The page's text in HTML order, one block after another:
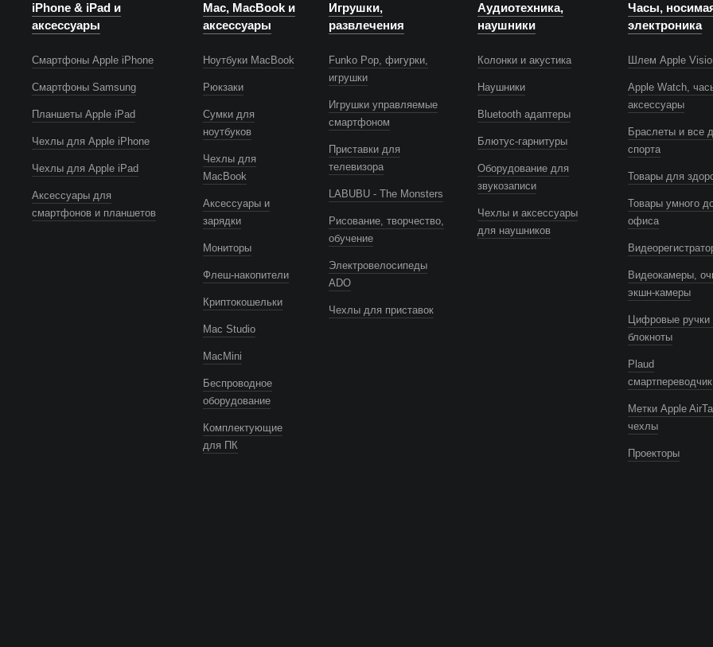
iPhone & iPad и
аксессуары
Смартфоны Apple iPhone
Смартфоны Samsung
Планшеты Apple iPad
Чехлы для Apple iPhone
Чехлы для Apple iPad
Аксессуары для
смартфонов и планшетов
Mac, MacBook и
аксессуары
Ноутбуки MacBook
Рюкзаки
Сумки для
ноутбуков
Чехлы для
MacBook
Аксессуары и
зарядки
Мониторы
Флеш-накопители
Криптокошельки
Mac Studio
MacMini
Беспроводное
оборудование
Комплектующие
для ПК
Игрушки,
развлечения
Funko Pop, фигурки,
игрушки
Игрушки управляемые
смартфоном
Приставки для
телевизора
LABUBU - The Monsters
Рисование, творчество,
обучение
Электровелосипеды
ADO
Чехлы для приставок
Аудиотехника,
наушники
Колонки и акустика
Наушники
Bluetooth адаптеры
Блютус-гарнитуры
Оборудование для
звукозаписи
Чехлы и аксессуары
для наушников
Часы,
электроника
Шлем Apple
Apple Watch,
аксессуары
Браслеты и все
спорта
Товары для
Товары умного
офиса
Видеокамеры,
экшн-камеры
Цифровые ручки
блокноты
Plaud
смартпереводчик
Метки Apple
чехлы
Проекторы